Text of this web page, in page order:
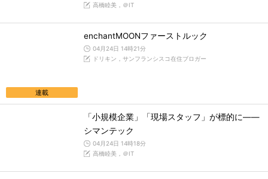
高橋睦美，＠IT
連載
enchantMOONファーストルック
04月24日 14時21分
ドリキン，サンフランシスコ在住ブロガー
「小規模企業」「現場スタッフ」が標的に――
シマンテック
04月24日 14時18分
高橋睦美，＠IT